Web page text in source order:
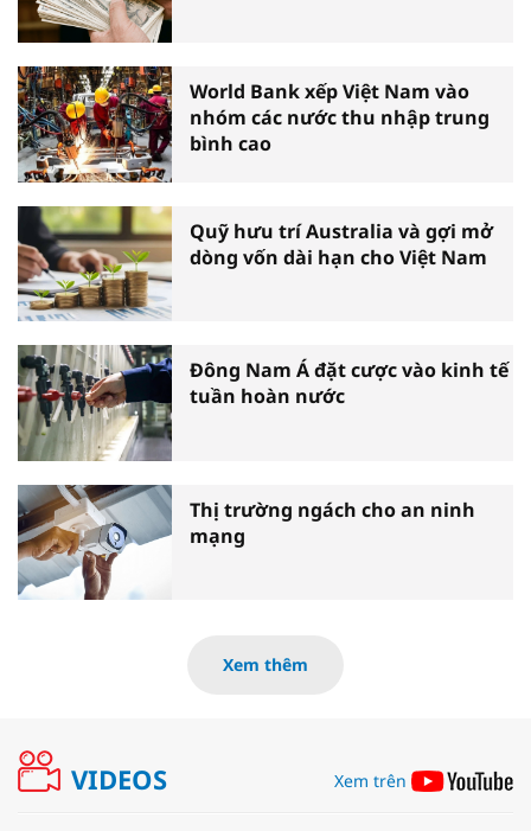
World Bank xếp Việt Nam vào
nhóm các nước thu nhập trung
bình cao
Quỹ hưu trí Australia và gợi mở
dòng vốn dài hạn cho Việt Nam
Đông Nam Á đặt cược vào kinh tế
tuần hoàn nước
Thị trường ngách cho an ninh
mạng
Xem thêm
VIDEOS Xem trên